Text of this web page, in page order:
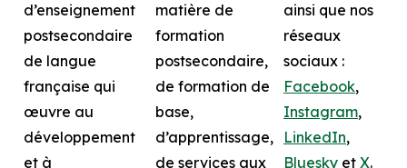
d’enseignement
postsecondaire
de langue
française qui
œuvre au
développement
et à
matière de
formation
postsecondaire,
de formation de
base,
d’apprentissage,
de services aux
ainsi que nos
réseaux
sociaux :
Facebook,
Instagram,
LinkedIn,
Bluesky et X.